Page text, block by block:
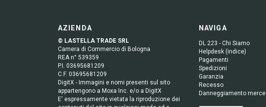
AZIENDA
© LASTELLA TRADE SRL
Camera di Commercio di Bologna
REA n° 539359
P.I. 03695681209
C.F. 03695681209
DigitX - Immagini e nomi presenti sul sito
appartengono a Moxa Inc. e/o a DigitX
E' espressamente vietata la riproduzione dei
NAVIGA
DL 223 - Chi Siamo
Helpdesk (indice)
Pagamenti
Spedizioni
Garanzia
Recesso
Danneggiamento merce